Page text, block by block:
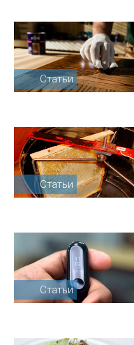
Статьи
Статьи
Статьи